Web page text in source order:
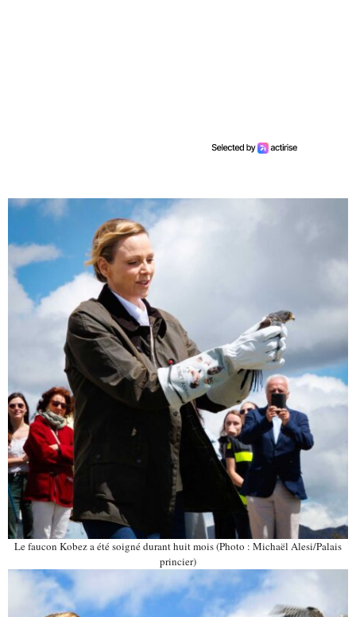
Le faucon Kobez a été soigné durant huit mois (Photo : Michaël Alesi/Palais
princier)